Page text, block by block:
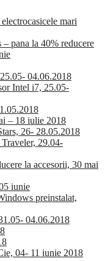
mari
pana la 40% reducere
04.06.2018
Intel i7, 25.05-
– 18 iulie 2018
26- 28.05.2018
29.04-
la accesorii, 30 mai
iunie
preinstalat,
04.06.2018
04- 11 iunie 2018